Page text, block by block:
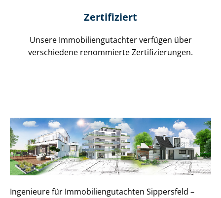
Zertifiziert
Unsere Immobilien­gutachter verfügen über
verschiedene renommierte Zer­ti­fi­zie­run­gen.
Ingenieure für Im­mo­bi­li­en­gut­ach­ten Sippersfeld –